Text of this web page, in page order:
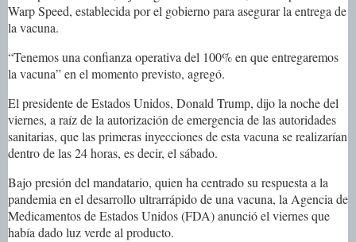
Warp Speed, establecida por el gobierno para asegurar la entrega de
la vacuna.
“Tenemos una confianza operativa del 100% en que entregaremos
la vacuna” en el momento previsto, agregó.
El presidente de Estados Unidos, Donald Trump, dijo la noche del
viernes, a raíz de la autorización de emergencia de las autoridades
sanitarias, que las primeras inyecciones de esta vacuna se realizarían
dentro de las 24 horas, es decir, el sábado.
Bajo presión del mandatario, quien ha centrado su respuesta a la
pandemia en el desarrollo ultrarrápido de una vacuna, la Agencia de
Medicamentos de Estados Unidos (FDA) anunció el viernes que
había dado luz verde al producto.